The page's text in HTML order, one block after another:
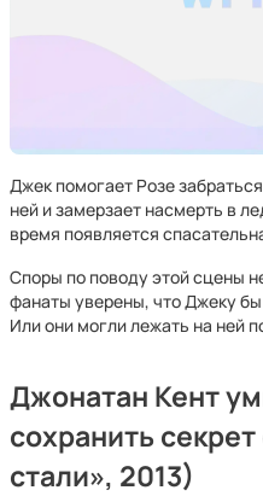
Джек помогает Розе
ней и замерзает насмерть в
время появляется
Споры по поводу этой сцены
фанаты уверены, что Джеку
Или они могли лежать на ней
Джонатан Кент
сохранить
стали», 2013)